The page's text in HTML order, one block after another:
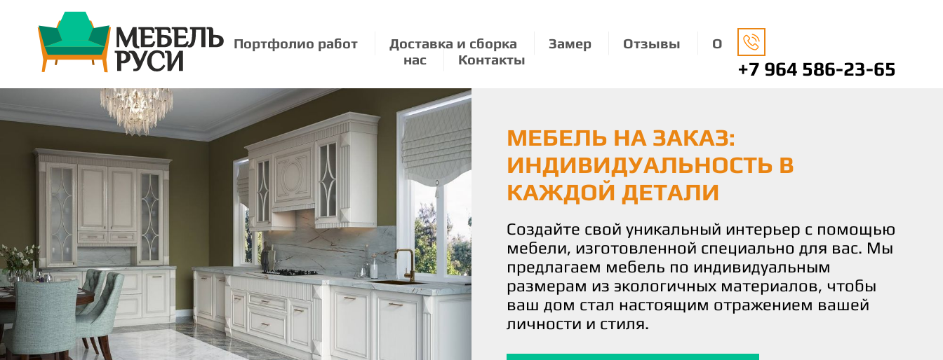
Портфолио работ Доставка и сборка Замер Отзывы
О
нас
Контакты +7 964 586-23-65
МЕБЕЛЬ НА ЗАКАЗ:
ИНДИВИДУАЛЬНОСТЬ В
КАЖДОЙ ДЕТАЛИ
Создайте свой уникальный интерьер с помощью
мебели, изготовленной специально для вас. Мы
предлагаем мебель по индивидуальным
размерам из экологичных материалов, чтобы
ваш дом стал настоящим отражением вашей
личности и стиля.
ЭКОЛОГИЧНАЯ МЕБЕЛЬ: ЗАБОТА
О ПРИРОДЕ И ВАШЕМ КОМФОРТЕ
Мы бережно относимся к окружающей среде,
используя только экологически чистые
материалы для изготовления нашей мебели.
Наши изделия не только придают вашему дому
уют и стиль, но и помогают заботиться о нашей
планете.
ОСТАВИТЬ ЗАЯВКУ
МЕБЕЛЬ ПО ВАШЕМУ ВКУСУ И
РАЗМЕРУ: КОМФОРТ И
УДОВОЛЬСТВИЕ
С нами вы получаете не просто мебель, а
истинное удовольствие от процесса создания.
Наша команда искусных мастеров готова
воплотить ваши идеи и желания в реальность,
чтобы каждая деталь мебели соответствовала
вашим ожиданиям и предоставляла